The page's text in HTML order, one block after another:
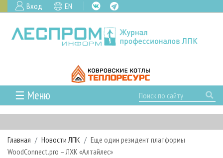
Вход EN
☰ Меню
ГЛАВНАЯ
РУБРИКИ И ТЕМЫ
РУБРИКИ ЖУРНАЛА
НОВОСТИ
Главная Новости ЛПК
Еще один резидент платформы
WoodConnect.pro – ЛХК «Алтайлес»